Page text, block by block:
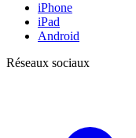
iPhone
iPad
Android
Réseaux sociaux